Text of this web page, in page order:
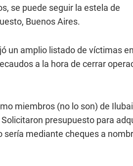
se puede seguir la estela de
Buenos Aires.
un amplio listado de víctimas
a la hora de cerrar
miembros (no lo son) de
presupuesto para
sería mediante cheques a